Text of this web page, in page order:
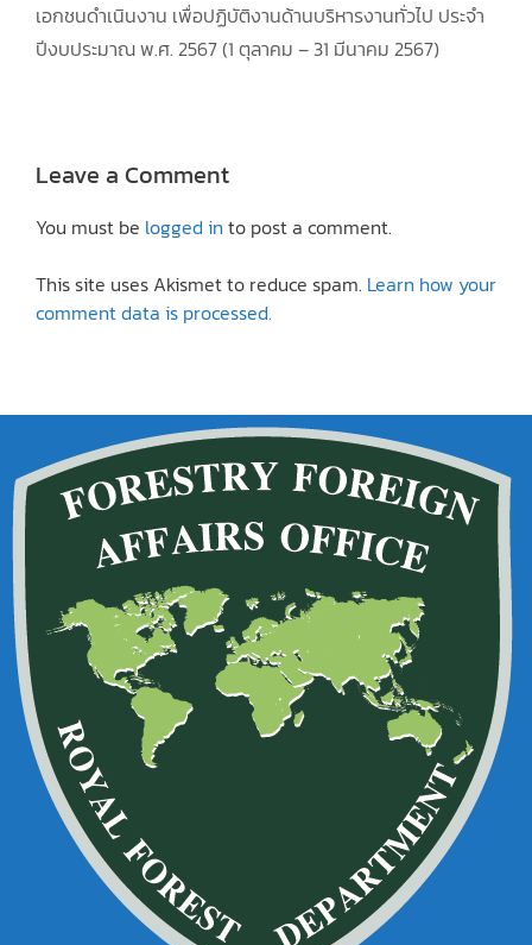
เอกชนดำเนินงาน เพื่อปฏิบัติงานด้านบริหารงานทั่วไป ประจำ
ปีงบประมาณ พ.ศ. 2567 (1 ตุลาคม – 31 มีนาคม 2567)
Leave a Comment
You must be logged in to post a comment.
This site uses Akismet to reduce spam. Learn how your
comment data is processed.